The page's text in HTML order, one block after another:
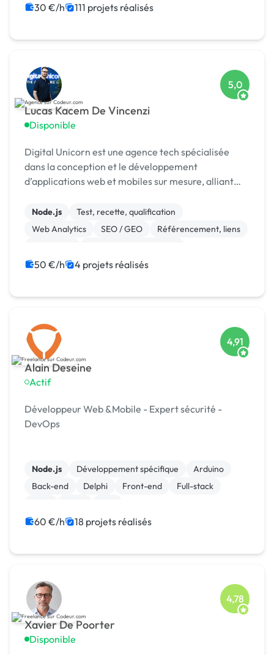
30 €/h 111 projets réalisés
Lucas Kacem De Vincenzi
Disponible
5,0
Digital Unicorn est une agence tech spécialisée
dans la conception et le développement
d’applications web et mobiles sur mesure, alliant
Node.js
Test, recette, qualification
Web Analytics
SEO / GEO
Référencement, liens
CSS, HTML, XML
CMS Site E-commerce
50 €/h 4 projets réalisés
Alain Deseine
Actif
4,91
Développeur Web &Mobile - Expert sécurité -
DevOps
Node.js Développement spécifique
Arduino
Back-end
Delphi Front-end
Full-stack
60 €/h 18 projets réalisés
Xavier De Poorter
Disponible
4,78